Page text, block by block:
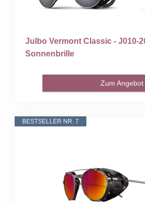
Julbo Vermont Classic - J010-
Sonnenbrille
Zum Angebot
BESTSELLER NR. 7